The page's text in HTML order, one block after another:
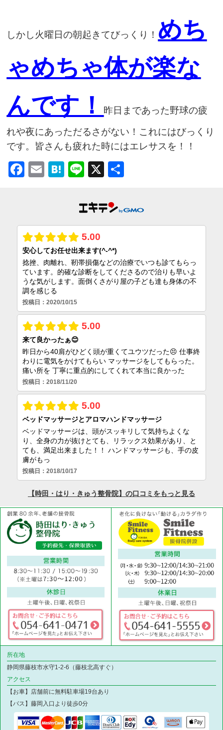
しかし火曜日の朝起きてびっくり！ めち
ゃめちゃ体が楽な
んです！
昨日まであった野球の疲
れや夜にあっただるさがない！これにはびっくり
です。皆さんも疲れた時にはエレサスを！！
Facebook
EmailHatena
Line
X
所在地
静岡県藤枝市水守1-2-6（藤枝北高すぐ）
アクセス
【お車】店舗前に無料駐車場19台あり
【バス】藤岡入口より徒歩0分